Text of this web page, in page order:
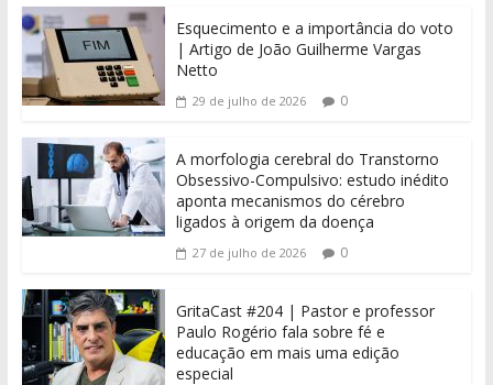
Esquecimento e a importância do voto
| Artigo de João Guilherme Vargas
Netto
29 de julho de 2026 0
A morfologia cerebral do Transtorno
Obsessivo-Compulsivo: estudo inédito
aponta mecanismos do cérebro
ligados à origem da doença
27 de julho de 2026 0
GritaCast #204 | Pastor e professor
Paulo Rogério fala sobre fé e
educação em mais uma edição
especial